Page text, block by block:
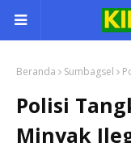
Beranda Sumbagsel
Polisi
Minyak